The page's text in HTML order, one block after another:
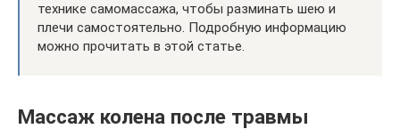
технике самомассажа, чтобы разминать шею и
плечи самостоятельно. Подробную информацию
можно прочитать в этой статье.
Массаж колена после травмы